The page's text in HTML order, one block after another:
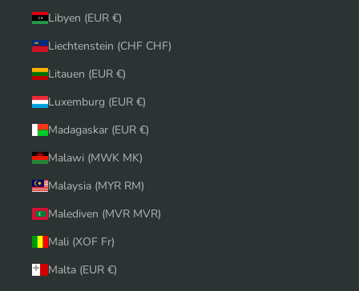
Libyen (EUR €)
Liechtenstein (CHF CHF)
Litauen (EUR €)
Luxemburg (EUR €)
Madagaskar (EUR €)
Malawi (MWK MK)
Malaysia (MYR RM)
Malediven (MVR MVR)
Mali (XOF Fr)
Malta (EUR €)